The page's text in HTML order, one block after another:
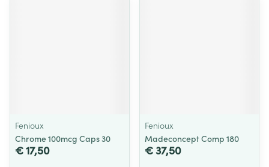
Fenioux
Chrome 100mcg Caps 30
€ 17,50
Fenioux
Madeconcept Comp 180
€ 37,50